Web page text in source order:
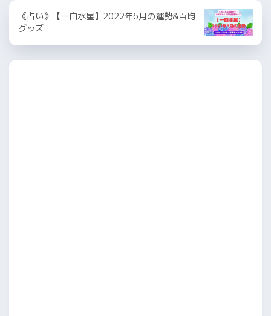
《占い》【一白水星】2022年6月の運勢&百均
グッズ…